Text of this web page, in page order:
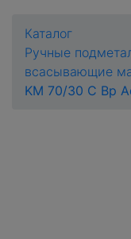
Каталог
Ручные
всасывающие
KM 70/30 C Bp